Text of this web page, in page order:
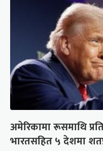
अमेरिकामा रूसमाथि
भारतसहित ५ देशमा